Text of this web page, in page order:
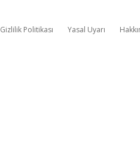
Gizlilik Politikası Yasal Uyarı